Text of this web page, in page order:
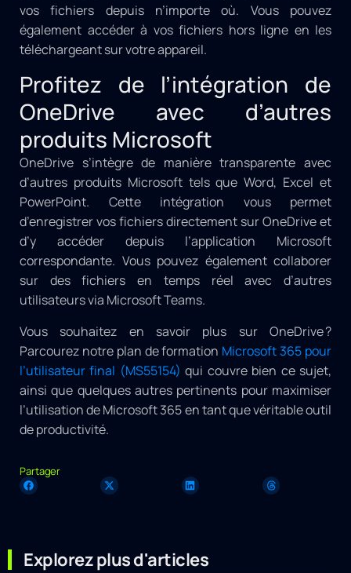
Partager
vos fichiers depuis n’importe où. Vous pouvez
également accéder à vos fichiers hors ligne en les
téléchargeant sur votre appareil.
Profitez de l’intégration de
OneDrive avec d’autres
produits Microsoft
OneDrive s’intègre de manière transparente avec
d’autres produits Microsoft tels que Word, Excel et
PowerPoint. Cette intégration vous permet
d’enregistrer vos fichiers directement sur OneDrive et
d’y accéder depuis l’application Microsoft
correspondante. Vous pouvez également collaborer
sur des fichiers en temps réel avec d’autres
utilisateurs via Microsoft Teams.
Vous souhaitez en savoir plus sur OneDrive ?
Parcourez notre plan de formation Microsoft 365 pour
l’utilisateur final (MS55154) qui couvre bien ce sujet,
ainsi que quelques autres pertinents pour maximiser
l’utilisation de Microsoft 365 en tant que véritable outil
de productivité.
Explorez plus d'articles